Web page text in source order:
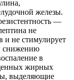
железы.
—
не
и не стимулирует
снижению
в
жирных
выделяющие